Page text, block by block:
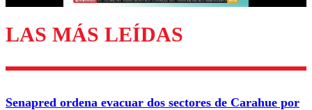
Enviar comentario
LAS MÁS LEÍDAS
Senapred ordena evacuar dos sectores de Carahue por